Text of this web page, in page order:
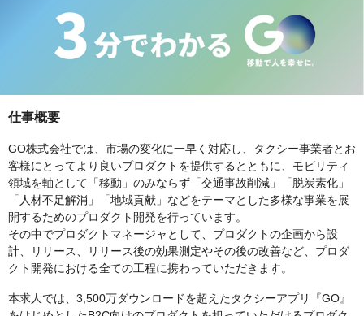
仕事概要
GO株式会社では、市場の変化に一早く対応し、タクシー事業者とお
客様にとってより良いプロダクトを提供するとともに、モビリティ
領域を軸として「移動」のみならず「交通事故削減」「脱炭素化」
「人材不足解消」「地域貢献」などをテーマとした多様な事業を展
開するためのプロダクト開発を行っています。
その中でプロダクトマネージャとして、プロダクトの企画から設
計、リリース、リリース後の効果測定やその後の改善など、プロダ
クト開発における全ての工程に携わっていただきます。
本求人では、3,500万ダウンロードを超えたタクシーアプリ『GO』